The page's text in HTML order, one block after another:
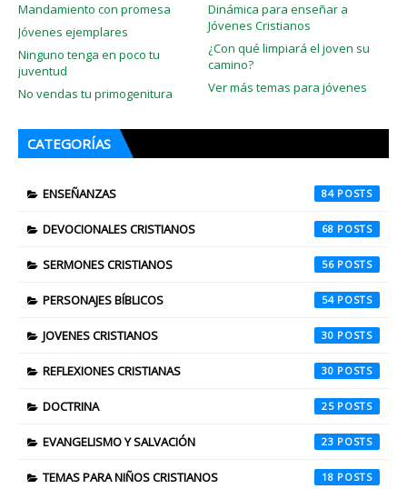
Mandamiento con promesa
Dinámica para enseñar a
Jóvenes Cristianos
Jóvenes ejemplares
¿Con qué limpiará el joven su
camino?
Ninguno tenga en poco tu
juventud
Ver más temas para jóvenes
No vendas tu primogenitura
CATEGORÍAS
ENSEÑANZAS 84
DEVOCIONALES CRISTIANOS 68
SERMONES CRISTIANOS 56
PERSONAJES BÍBLICOS 54
JOVENES CRISTIANOS 30
REFLEXIONES CRISTIANAS 30
DOCTRINA 25
EVANGELISMO Y SALVACIÓN 23
TEMAS PARA NIÑOS CRISTIANOS 18